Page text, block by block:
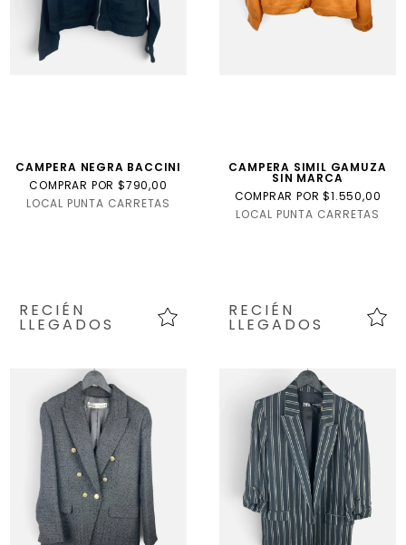
CAMPERA NEGRA BACCINI
COMPRAR POR $790,00
LOCAL PUNTA CARRETAS
CAMPERA SIMIL GAMUZA
SIN MARCA
COMPRAR POR $1.550,00
LOCAL PUNTA CARRETAS
RECIÉN
LLEGADOS
RECIÉN
LLEGADOS